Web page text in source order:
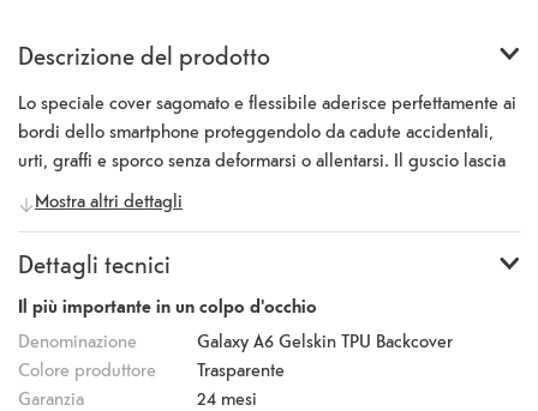
Descrizione del prodotto
Lo speciale cover sagomato e flessibile aderisce perfettamente ai
bordi dello smartphone proteggendolo da cadute accidentali,
urti, graffi e sporco senza deformarsi o allentarsi. Il guscio lascia
facile accesso a comandi, connettori, speaker e fotocamera e
permette di ricaricare il telefono senza togliere la cover. Gelskin
Smartphone.
Mostra altri dettagli
Dettagli tecnici
Il più importante in un colpo d'occhio
Denominazione
Galaxy A6 Gelskin TPU Backcover
Colore produttore
Trasparente
Garanzia
24 mesi